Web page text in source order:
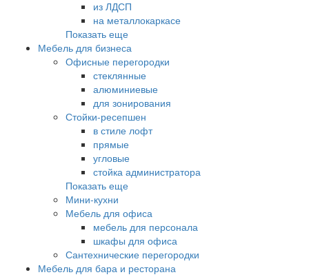
из ЛДСП
на металлокаркасе
Показать еще
Мебель для бизнеса
Офисные перегородки
стеклянные
алюминиевые
для зонирования
Стойки-ресепшен
в стиле лофт
прямые
угловые
стойка администратора
Показать еще
Мини-кухни
Мебель для офиса
мебель для персонала
шкафы для офиса
Сантехнические перегородки
Мебель для бара и ресторана